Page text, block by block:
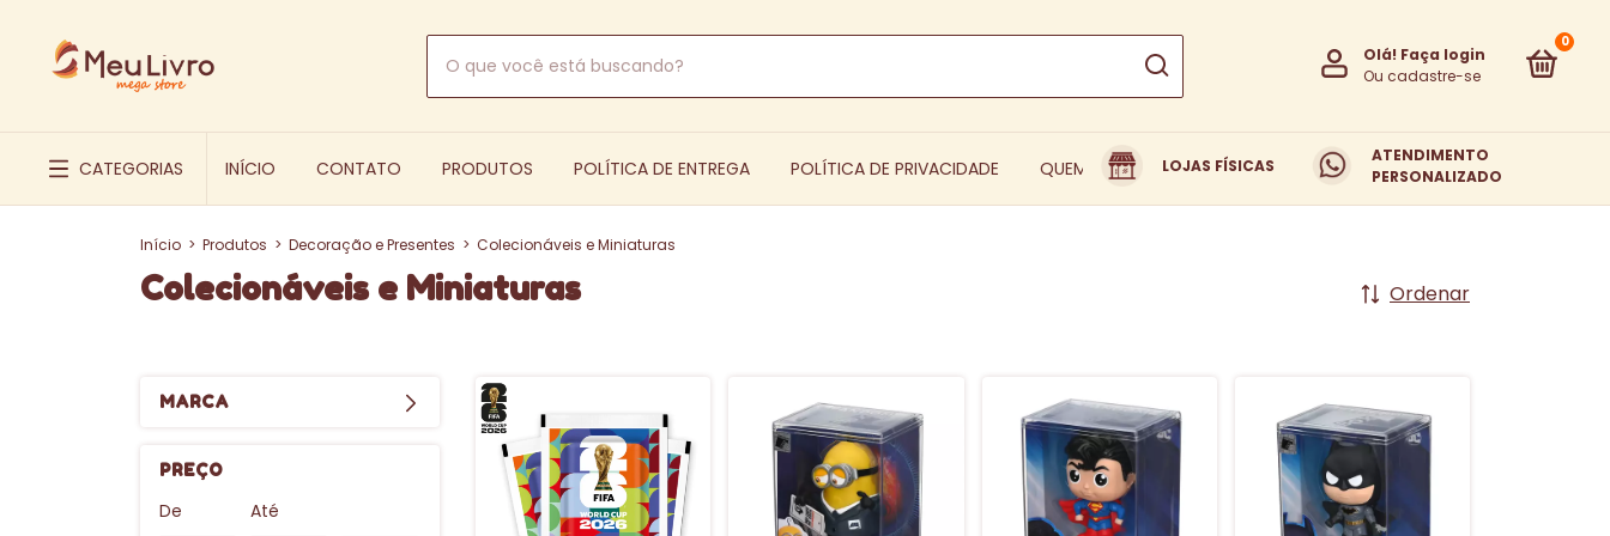
Olá! Faça login
Ou cadastre-se
0
CATEGORIAS INÍCIO CONTATO PRODUTOS POLÍTICA DE ENTREGA POLÍTICA DE PRIVACIDADE QUEM SOMOS TROCAS E DEVOLUÇÕES
LOJAS FÍSICAS
ATENDIMENTO
PERSONALIZADO
Início > Produtos > Decoração e Presentes > Colecionáveis e Miniaturas
Colecionáveis e Miniaturas Ordenar
MARCA
PREÇO
De Até